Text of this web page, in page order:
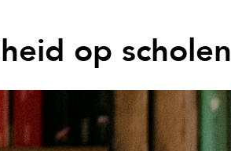
op scholen